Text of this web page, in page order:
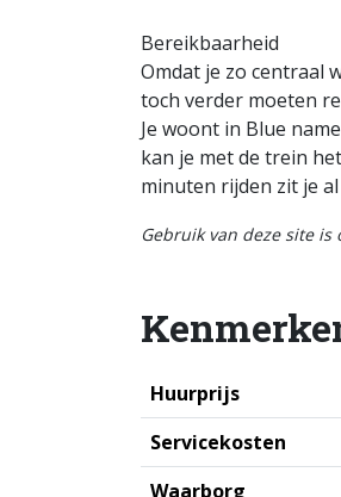
Bereikbaarheid
Omdat je zo centraal
toch verder moeten
Je woont in Blue
kan je met de trein
minuten rijden zit je
Gebruik van deze site
Huurprijs
Servicekosten
Waarborg